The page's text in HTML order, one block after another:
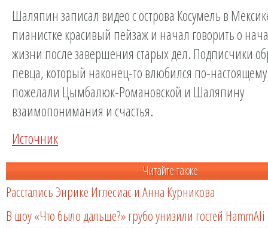
Шаляпин записал видео с острова Косумель в
пианистке красивый пейзаж и начал говорить о
жизни после завершения старых дел. Подписчики
певца, который наконец-то влюбился по-
пожелали Цымбалюк-Романовской и Шаляпину
взаимопонимания и счастья.
Источник
Читайте также
Расстались Энрике Иглесиас и Анна Курникова
В шоу «Что было дальше?» грубо унизили гостей HammAli